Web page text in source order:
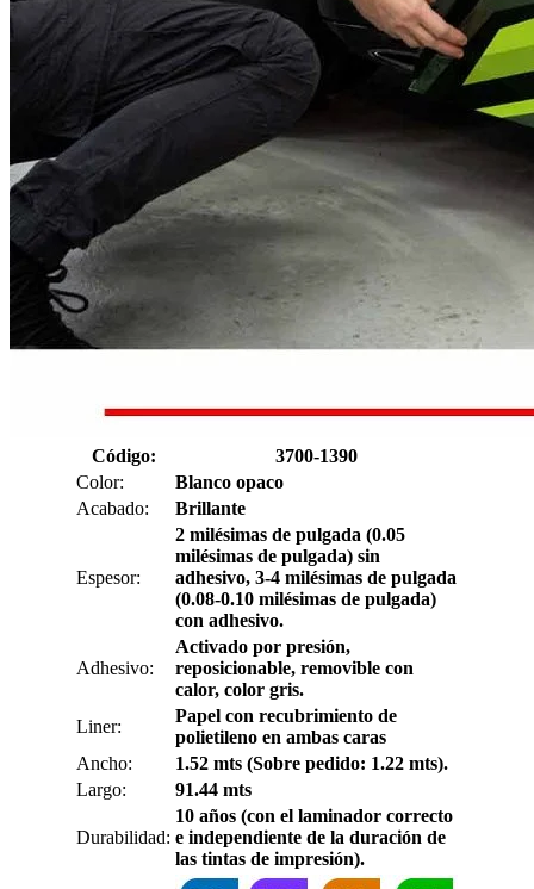
Código:
3700-1390
Color:
Blanco opaco
Acabado:
Brillante
Espesor:
2 milésimas de pulgada (0.05
milésimas de pulgada) sin
adhesivo, 3-4 milésimas de pulgada
(0.08-0.10 milésimas de pulgada)
con adhesivo.
Adhesivo:
Activado por presión,
reposicionable, removible con
calor, color gris.
Liner:
Papel con recubrimiento de
polietileno en ambas caras
Ancho:
1.52 mts (Sobre pedido: 1.22 mts).
Largo:
91.44 mts
Durabilidad:
10 años (con el laminador correcto
e independiente de la duración de
las tintas de impresión).